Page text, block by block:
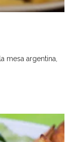
mesa argentina,